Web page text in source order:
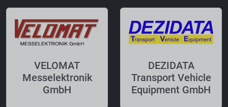
VELOMAT
Messelektronik
GmbH
DEZIDATA
Transport Vehicle
Equipment GmbH